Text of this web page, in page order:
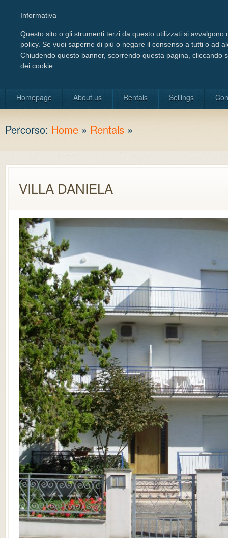
Homepage About us Rentals Sellings
Percorso: Home » Rentals »
VILLA DANIELA
Informativa
Questo sito o gli strumenti terzi da questo utilizzati si
policy. Se vuoi saperne di più o negare il consenso a tutti o ad
Chiudendo questo banner, scorrendo questa pagina, cliccando
dei cookie.